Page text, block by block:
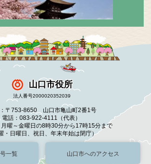
山口市役所
法人番号2000020352039
〒753-8650 山口市亀山町2番1号
電話：083-922-4111（代表）
曜～金曜日の8時30分から17時15分まで
・日曜日、祝日、年末年始は閉庁）
一覧 山口市へのアクセス